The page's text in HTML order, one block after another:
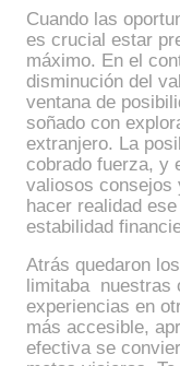
Cuando las
es crucial estar
máximo. En el
disminución del
ventana de
soñado con
extranjero. La
cobrado fuerza, y
valiosos consejos
hacer realidad
estabilidad
Atrás quedaron
limitaba nuestras
experiencias en
más accesible,
efectiva se